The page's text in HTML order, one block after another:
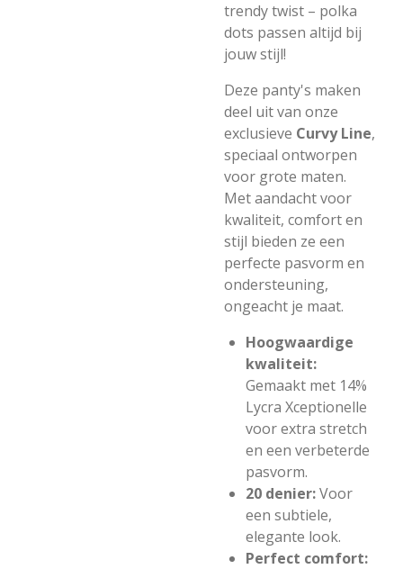
trendy twist – polka
dots passen altijd bij
jouw stijl!
Deze panty's maken
deel uit van onze
exclusieve Curvy Line,
speciaal ontworpen
voor grote maten.
Met aandacht voor
kwaliteit, comfort en
stijl bieden ze een
perfecte pasvorm en
ondersteuning,
ongeacht je maat.
Hoogwaardige
kwaliteit:
Gemaakt met 14%
Lycra Xceptionelle
voor extra stretch
en een verbeterde
pasvorm.
20 denier:Voor
een subtiele,
elegante look.
Perfect comfort: